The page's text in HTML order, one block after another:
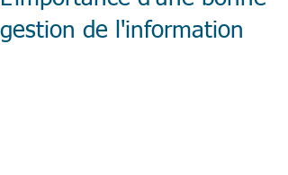
gestion de l'information